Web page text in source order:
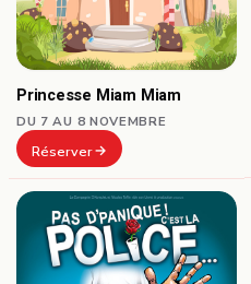
Princesse Miam Miam
DU 7 AU 8 NOVEMBRE
Réserver